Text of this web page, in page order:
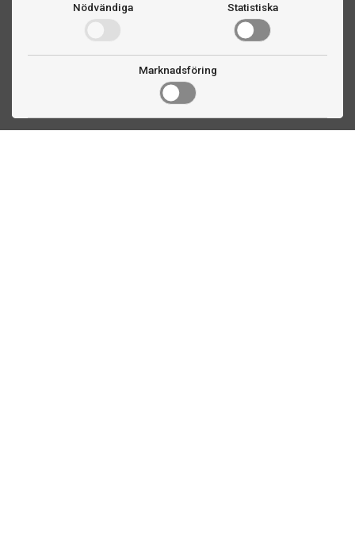
Nödvändiga Statistiska
Marknadsföring